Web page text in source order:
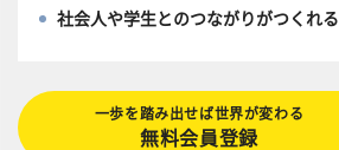
社会人や学生とのつながりがつくれる
一歩を踏み出せば世界が変わる
無料会員登録